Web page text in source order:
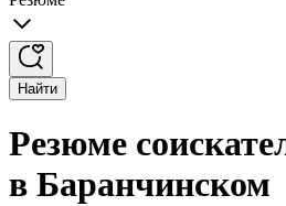
Найти
Резюме
в Баранчинском